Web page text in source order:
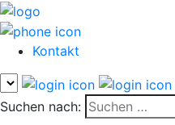
Kontakt
Suchen nach: